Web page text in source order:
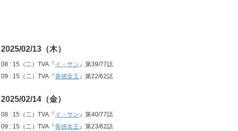
2025/02/13（木）
08 : 15（二）TVA『イ・サン 』第39/77話
09 : 15（二）TVA『善徳女王 』第22/62話
2025/02/14（金）
08 : 15（二）TVA『イ・サン 』第40/77話
09 : 15（二）TVA『善徳女王 』第23/62話